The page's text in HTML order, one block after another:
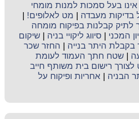
בעל סמכות למנות מומחי
בדיקות מעבדה
מט לאלופים!
לתיק קבלנות בפיקוח מומחה
המכני |סיווג ליקויי בניה |שיקום
בקבלת היתר בנייה
החזר שכר
|שטח חתך העמוד לעומת
לצורך רישום בית משותף חייב
הבניה |אחריות ופיקוח על